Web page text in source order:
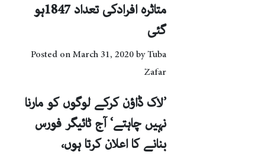
متاثرہ افرادکی تعداد 1847ہو
گئی
Posted onMarch 31, 2020byTuba
Zafar
’لاک ڈاؤن کرکے لوگوں کو مارنا
نہیں چاہتے‘ آج ٹائیگر فورس
بنانے کا اعلان کرتا ہوں،